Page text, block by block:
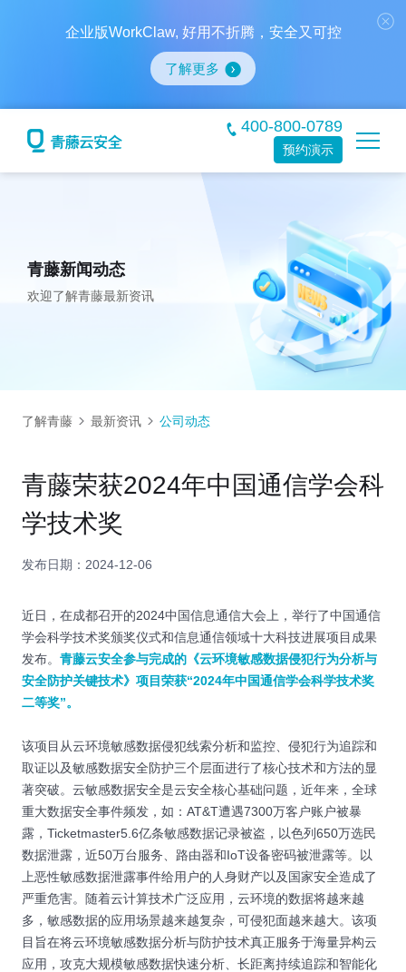
企业版WorkClaw, 好用不折腾，安全又可控
了解更多
400-800-0789
预约演示
青藤新闻动态
欢迎了解青藤最新资讯
了解青藤 最新资讯 公司动态
青藤荣获2024年中国通信学会科
学技术奖
发布日期：2024-12-06
近日，在成都召开的2024中国信息通信大会上，举行了中国通信
学会科学技术奖颁奖仪式和信息通信领域十大科技进展项目成果
发布。 青藤云安全参与完成的《云环境敏感数据侵犯行为分析与
安全防护关键技术》项目荣获“2024年中国通信学会科学技术奖
二等奖”。
该项目从云环境敏感数据侵犯线索分析和监控、侵犯行为追踪和
取证以及敏感数据安全防护三个层面进行了核心技术和方法的显
著突破。云敏感数据安全是云安全核心基础问题，近年来，全球
重大数据安全事件频发，如：AT&T遭遇7300万客户账户被暴
露，Ticketmaster5.6亿条敏感数据记录被盗，以色列650万选民
数据泄露，近50万台服务、路由器和IoT设备密码被泄露等。以
上恶性敏感数据泄露事件给用户的人身财产以及国家安全造成了
严重危害。随着云计算技术广泛应用，云环境的数据将越来越
多，敏感数据的应用场景越来越复杂，可侵犯面越来越大。该项
目旨在将云环境敏感数据分析与防护技术真正服务于海量异构云
应用，攻克大规模敏感数据快速分析、长距离持续追踪和智能化